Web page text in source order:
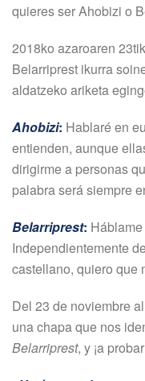
quieres ser Ahobizi o
2018ko azaroaren
Belarriprest ikurra
aldatzeko ariketa
Ahobizi: Hablaré en
entienden, aunque
dirigirme a personas
palabra será siempre
Belarriprest:
Independientemente
castellano, quiero que
Del 23 de noviembre
una chapa que nos
Belarriprest, y ¡a